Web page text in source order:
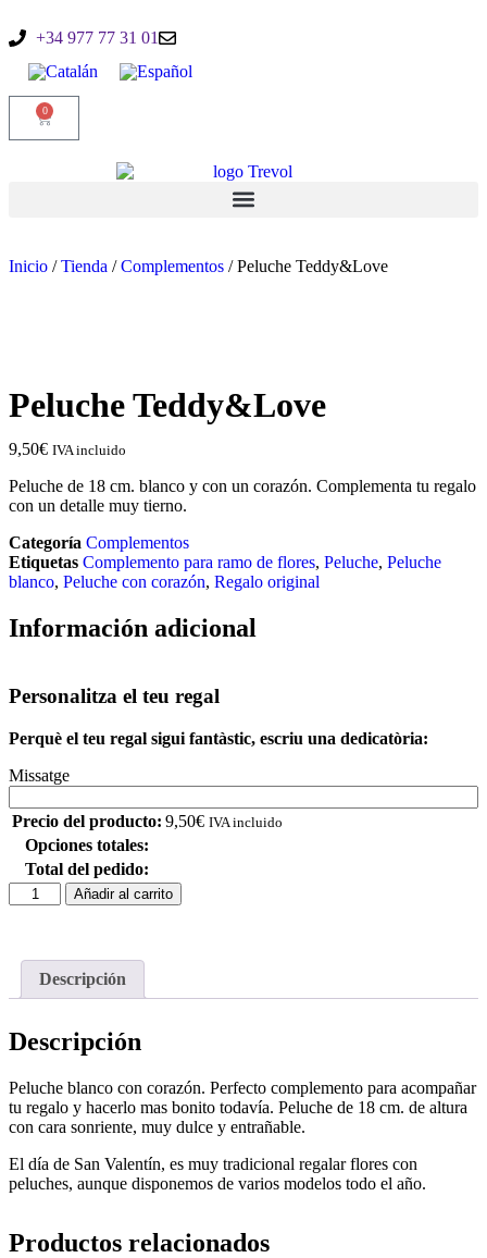
+34 977 77 31 01
0
Inicio /Tienda /Complementos / Peluche Teddy&Love
Peluche Teddy&Love
9,50€ IVA incluido
Peluche de 18 cm. blanco y con un corazón. Complementa tu regalo
con un detalle muy tierno.
Categoría Complementos
Etiquetas Complemento para ramo de flores, Peluche, Peluche
blanco, Peluche con corazón, Regalo original
Información adicional
Personalitza el teu regal
Perquè el teu regal sigui fantàstic, escriu una dedicatòria:
Missatge
Precio del producto: 9,50€ IVA incluido
Opciones totales:
Total del pedido:
Añadir al carrito
Descripción
Descripción
Peluche blanco con corazón. Perfecto complemento para acompañar
tu regalo y hacerlo mas bonito todavía. Peluche de 18 cm. de altura
con cara sonriente, muy dulce y entrañable.
El día de San Valentín, es muy tradicional regalar flores con
peluches, aunque disponemos de varios modelos todo el año.
Productos relacionados